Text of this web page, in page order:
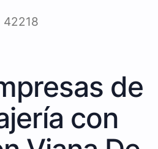
42218
de
con